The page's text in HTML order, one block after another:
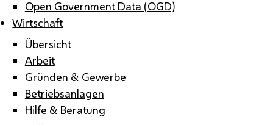
Open Government Data (OGD)
Wirtschaft
Übersicht
Arbeit
Gründen & Gewerbe
Betriebsanlagen
Hilfe & Beratung